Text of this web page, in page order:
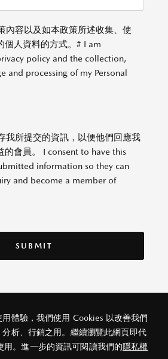
體驗，我們使用 Cookies 以改善我們
析、行銷之用。繼續瀏覽此網頁即代
用。進一步的資訊可閱讀我們的隱私權
內容以及如本政策所述收集、使
個人資料的方式。# I am
policy and the collection,
and processing of my Personal
我所提交的資訊，以便他們回應我
的會員。 I consent to have this
information so they can
and become a member of